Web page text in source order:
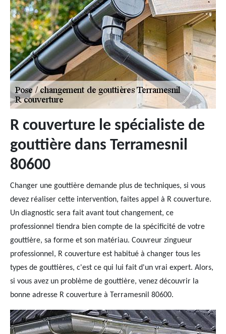
R couverture le spécialiste de
gouttière dans Terramesnil
80600
Changer une gouttière demande plus de techniques, si vous
devez réaliser cette intervention, faites appel à R couverture.
Un diagnostic sera fait avant tout changement, ce
professionnel tiendra bien compte de la spécificité de votre
gouttière, sa forme et son matériau. Couvreur zingueur
professionnel, R couverture est habitué à changer tous les
types de gouttières, c'est ce qui lui fait d'un vrai expert. Alors,
si vous avez un problème de gouttière, venez découvrir la
bonne adresse R couverture à Terramesnil 80600.